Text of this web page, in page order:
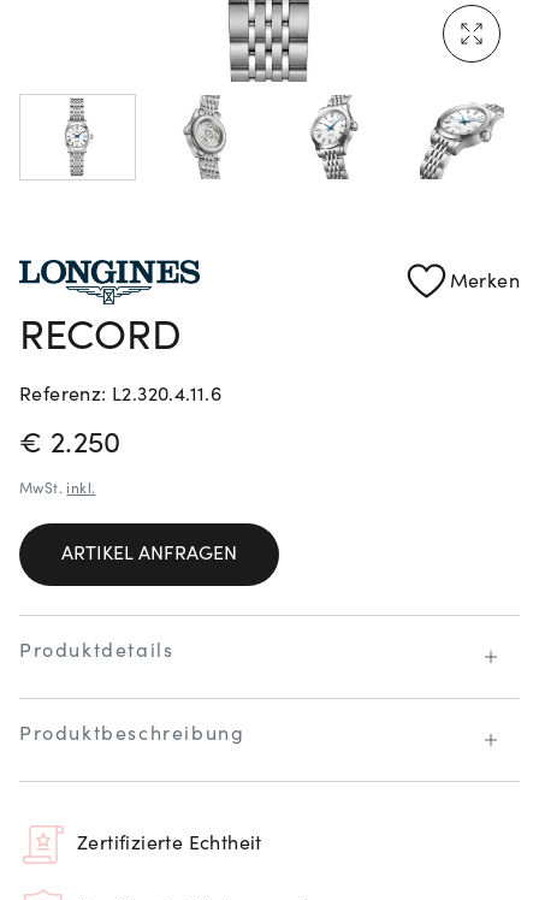
Rolex Certified Pre-Owned entdecken
Merken
RECORD
Referenz: L2.320.4.11.6
PREISINFORMATIONEN
€ 2.250
MwSt. inkl.
ARTIKEL ANFRAGEN
Produktdetails
Produktbeschreibung
Zertifizierte Echtheit